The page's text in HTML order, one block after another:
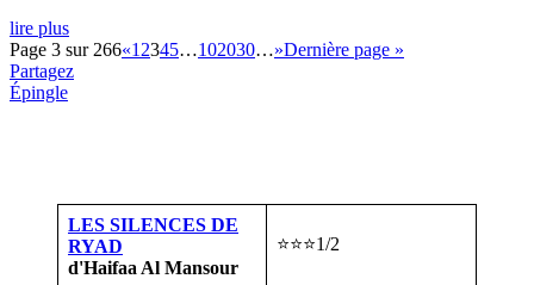
lire plus
Page 3 sur 266«1 2345…102030…»Dernière page »
Partagez
Épingle
LES SILENCES DE
RYAD
d'Haifaa Al Mansour
⭐⭐⭐1/2